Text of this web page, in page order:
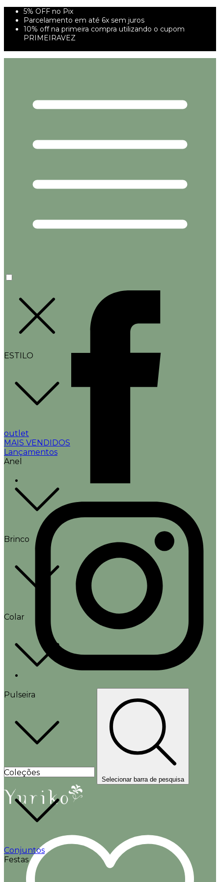
5% OFF no Pix
Parcelamento em até 6x sem juros
10% off na primeira compra utilizando o cupom
PRIMEIRAVEZ
ESTILO
outlet
MAIS VENDIDOS
Lançamentos
Anel
Brinco
Colar
Pulseira
Coleções
Conjuntos
Festas
Selecionar barra de pesquisa